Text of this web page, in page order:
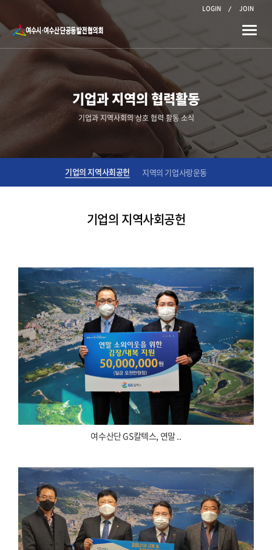
LOGIN JOIN
Toggle
기업과 지역의 협력활동
기업과 지역사회의 상호 협력 활동 소식
기업의 지역사회공헌 지역의 기업사랑운동
기업의 지역사회공헌
여수산단 GS칼텍스, 연말 ..